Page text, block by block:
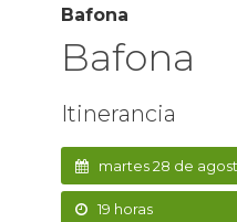
Bafona
Bafona
Itinerancia
martes 28 de
19 horas